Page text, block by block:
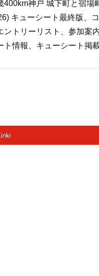
400km神戸 城下町と宿場
キューシート最終版、
ントリーリスト、参加案
ト情報、キューシート掲